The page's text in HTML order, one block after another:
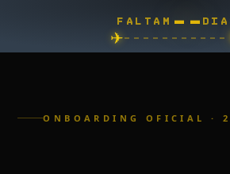
FALTAM --
✈
ONBOARDING OFICIAL ·